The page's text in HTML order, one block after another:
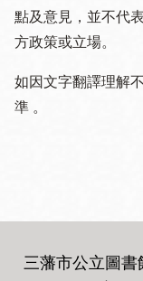
點及意見，並不代
方政策或立場。
如因文字翻譯理解
準 。
三藩市公立圖